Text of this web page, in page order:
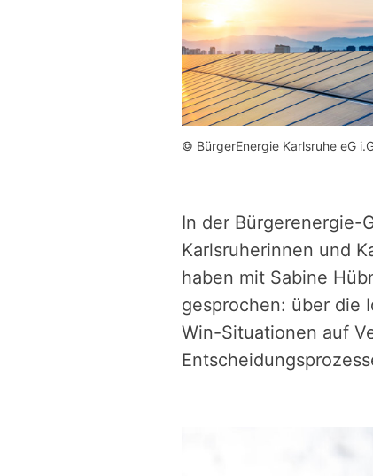
© BürgerEnergie Karlsruhe eG
In der Bürgerenergie-
Karlsruherinnen und
haben mit Sabine
gesprochen: über die
Win-Situationen auf